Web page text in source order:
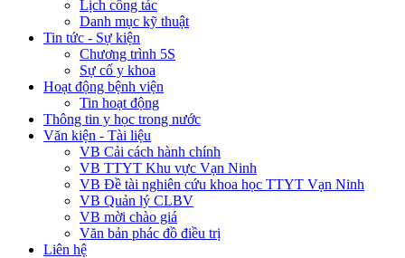
Lịch công tác
Danh mục kỹ thuật
Tin tức - Sự kiện
Chương trình 5S
Sự cố y khoa
Hoạt động bệnh viện
Tin hoạt động
Thông tin y học trong nước
Văn kiện - Tài liệu
VB Cải cách hành chính
VB TTYT Khu vực Vạn Ninh
VB Đề tài nghiên cứu khoa học TTYT Vạn Ninh
VB Quản lý CLBV
VB mời chào giá
Văn bản phác đồ điều trị
Liên hệ